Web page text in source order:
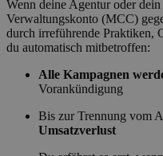
Wenn deine Agentur oder
Verwaltungskonto (MCC)
durch irreführende Praktiken,
du automatisch mitbetroffen:
Alle Kampagnen
Vorankündigung
Bis zur Trennung vom
Umsatzverlust